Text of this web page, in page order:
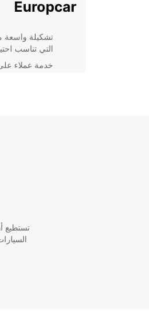
Europcar
تشكيلة واسعة
التي تناسب
خدمة عملاء
تستطيع